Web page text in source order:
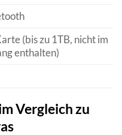
(bis zu 1TB, nicht im
enthalten)
Vergleich zu